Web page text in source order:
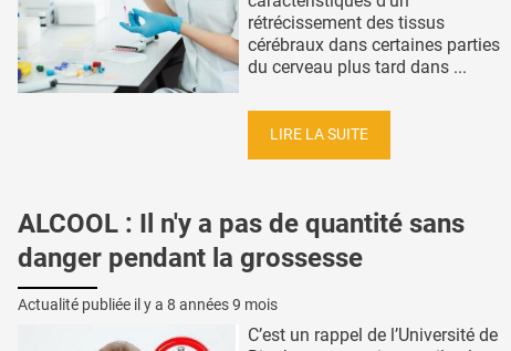
rétrécissement des tissus
cérébraux dans certaines parties
du cerveau plus tard dans ...
LIRE LA SUITE
ALCOOL : Il n'y a pas de quantité sans
danger pendant la grossesse
Actualité publiée il y a 8 années 9 mois
C’est un rappel de l’Université de